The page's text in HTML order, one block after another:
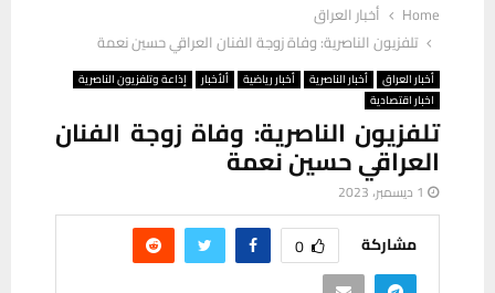
Home
أخبار العراق
تلفزيون الناصرية: وفاة زوجة الفنان العراقي حسين نعمة
أخبار العراق أخبار الناصرية أخبار رياضية ألأخبار
إذاعة وتلفزيون الناصرية
اخبار اقتصادية
تلفزيون الناصرية: وفاة زوجة الفنان
العراقي حسين نعمة
1 ديسمبر، 2023
مشاركة 0